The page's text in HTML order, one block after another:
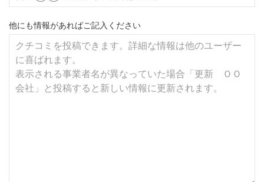
他にも情報があればご記入ください